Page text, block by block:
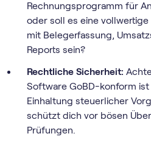
Rechnungs­programm für
oder soll es eine
mit Belegerfassung,
Reports sein?
Rechtliche Sicherheit:
Software GoBD-konform
Einhaltung steuerlicher
schützt dich vor bösen
Prüfungen.